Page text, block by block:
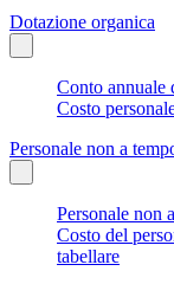
Dotazione organica
Conto annuale
Costo
Personale non a
Personale non
Costo del
tabellare